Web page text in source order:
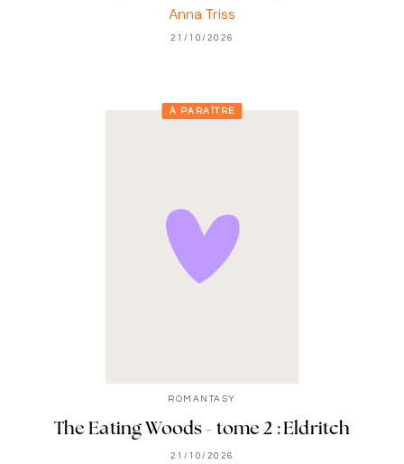
Anna Triss
21/10/2026
À PARAÎTRE
ROMANTASY
The Eating Woods - tome 2 : Eldritch
21/10/2026